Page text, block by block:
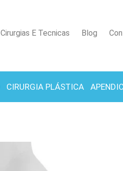
Cirurgias E Tecnicas Blog
CIRURGIA PLÁSTICA